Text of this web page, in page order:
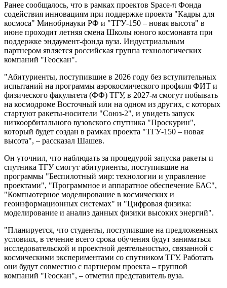
Ранее сообщалось, что в рамках проектов Space-π Фонда
содействия инновациям при поддержке проекта "Кадры для
космоса" Минобрнауки РФ и "ТГУ-150 – новая высота" в
июне проходит летняя смена Школы юного космонавта при
поддержке эндаумент-фонда вуза. Индустриальным
партнером является российская группа технологических
компаний "Геоскан".
"Абитуриенты, поступившие в 2026 году без вступительных
испытаний на программы аэрокосмического профиля ФИТ и
физического факультета (ФФ) ТГУ, в 2027-м смогут побывать
на космодроме Восточный или на одном из других, с которых
стартуют ракеты-носители "Союз-2", и увидеть запуск
низкоорбитального вузовского спутника "Проскурин",
который будет создан в рамках проекта "ТГУ-150 – новая
высота", – рассказал Шашев.
Он уточнил, что наблюдать за процедурой запуска ракеты и
спутника ТГУ смогут абитуриенты, поступившие на
программы "Беспилотный мир: технологии и управление
проектами", "Программное и аппаратное обеспечение БАС",
"Компьютерное моделирование в космических и
геоинформационных системах" и "Цифровая физика:
моделирование и анализ данных физики высоких энергий".
"Планируется, что студенты, поступившие на предложенных
условиях, в течение всего срока обучения будут заниматься
исследовательской и проектной деятельностью, связанной с
космическими экспериментами со спутником ТГУ. Работать
они будут совместно с партнером проекта – группой
компаний "Геоскан", – отметил представитель вуза.